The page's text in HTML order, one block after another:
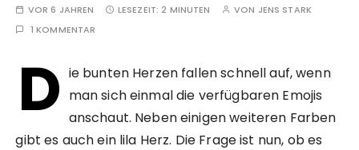
VOR 6 JAHREN LESEZEIT:2 MINUTEN VON JENS STARK
1 KOMMENTAR
D ie bunten Herzen fallen schnell auf, wenn
man sich einmal die verfügbaren Emojis
anschaut. Neben einigen weiteren Farben
gibt es auch ein lila Herz. Die Frage ist nun, ob es